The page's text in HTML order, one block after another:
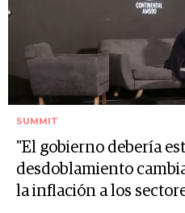
SUMMIT
"El gobierno debería
desdoblamiento
la inflación a los